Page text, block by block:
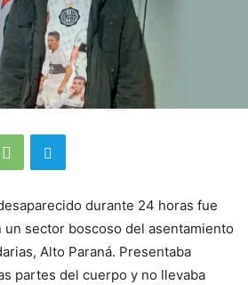
durante 24 horas fue
un sector boscoso del asentamiento
Alto Paraná. Presentaba
partes del cuerpo y no llevaba